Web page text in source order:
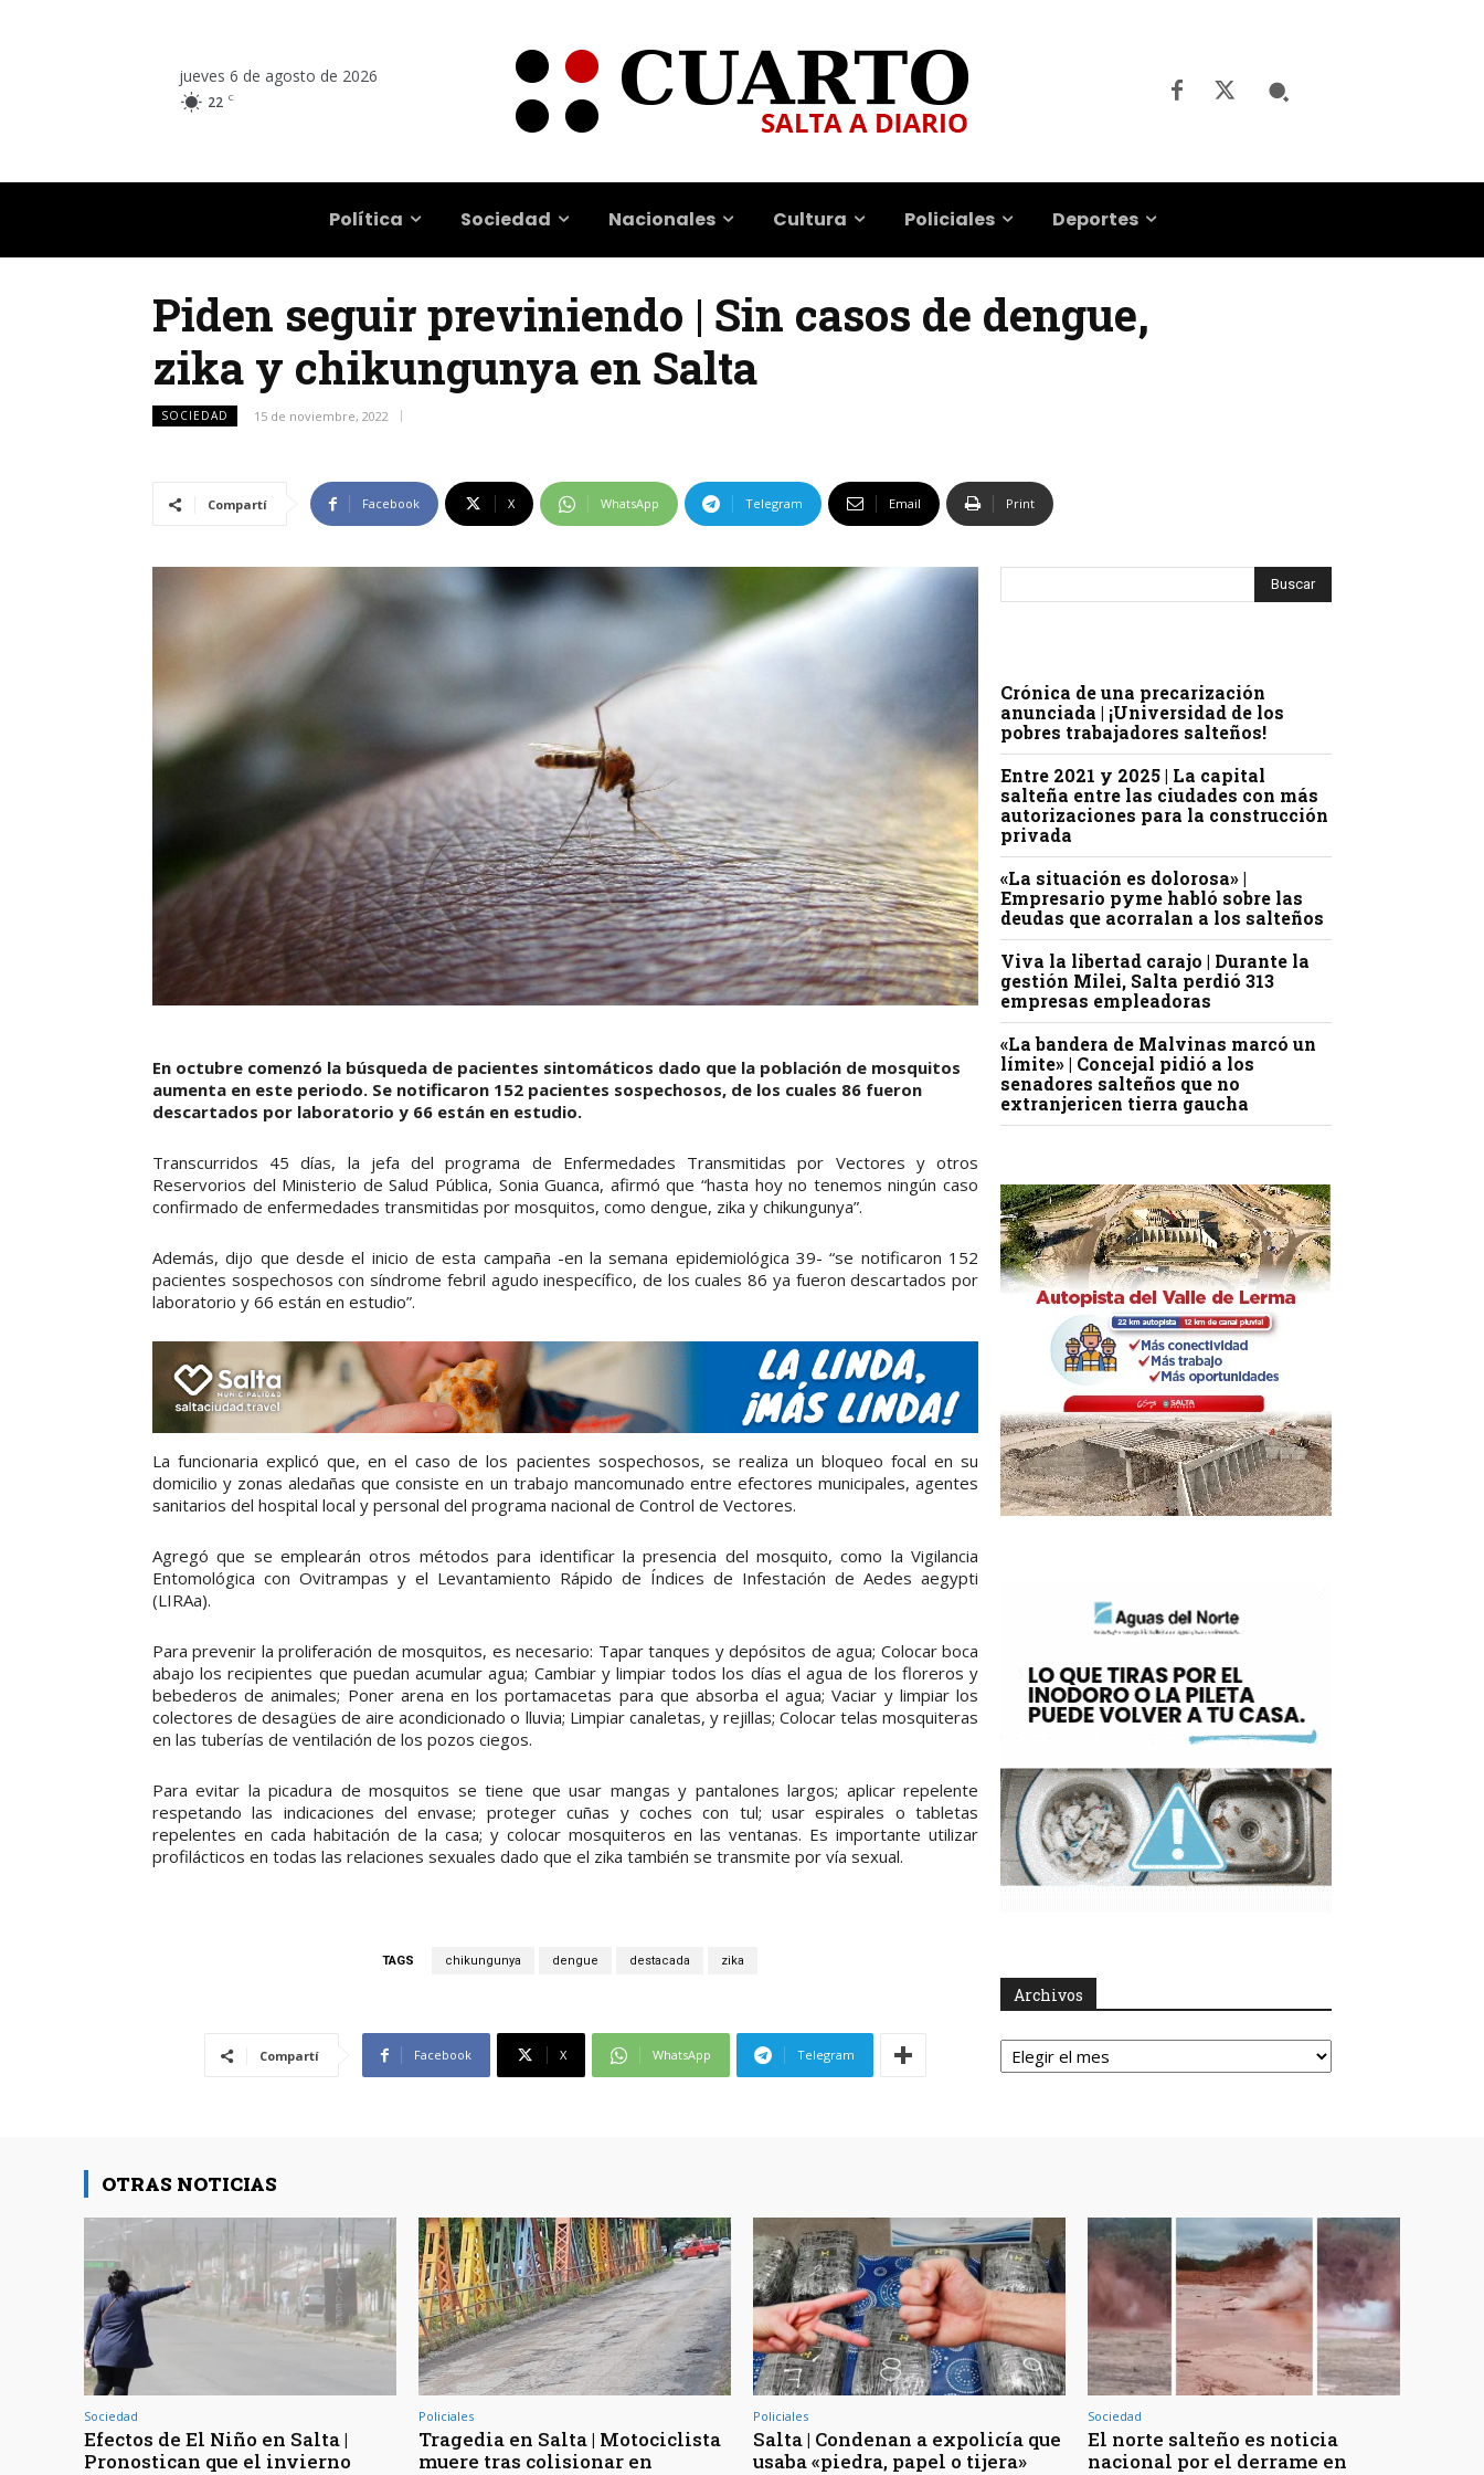
jueves 6 de agosto de 2026
22 C
Política Sociedad Nacionales Cultura Policiales Deportes
Piden seguir previniendo | Sin casos de dengue,
zika y chikungunya en Salta
SOCIEDAD 15 de noviembre, 2022
Compartí Facebook X WhatsApp Telegram Email Print
En octubre comenzó la búsqueda de pacientes sintomáticos dado que la población de mosquitos
aumenta en este periodo. Se notificaron 152 pacientes sospechosos, de los cuales 86 fueron
descartados por laboratorio y 66 están en estudio.
Transcurridos 45 días, la jefa del programa de Enfermedades Transmitidas por Vectores y otros
Reservorios del Ministerio de Salud Pública, Sonia Guanca, afirmó que “hasta hoy no tenemos ningún caso
confirmado de enfermedades transmitidas por mosquitos, como dengue, zika y chikungunya”.
Además, dijo que desde el inicio de esta campaña -en la semana epidemiológica 39- “se notificaron 152
pacientes sospechosos con síndrome febril agudo inespecífico, de los cuales 86 ya fueron descartados por
laboratorio y 66 están en estudio”.
La funcionaria explicó que, en el caso de los pacientes sospechosos, se realiza un bloqueo focal en su
domicilio y zonas aledañas que consiste en un trabajo mancomunado entre efectores municipales, agentes
sanitarios del hospital local y personal del programa nacional de Control de Vectores.
Agregó que se emplearán otros métodos para identificar la presencia del mosquito, como la Vigilancia
Entomológica con Ovitrampas y el Levantamiento Rápido de Índices de Infestación de Aedes aegypti
(LIRAa).
Para prevenir la proliferación de mosquitos, es necesario: Tapar tanques y depósitos de agua; Colocar boca
abajo los recipientes que puedan acumular agua; Cambiar y limpiar todos los días el agua de los floreros y
bebederos de animales; Poner arena en los portamacetas para que absorba el agua; Vaciar y limpiar los
colectores de desagües de aire acondicionado o lluvia; Limpiar canaletas, y rejillas; Colocar telas mosquiteras
en las tuberías de ventilación de los pozos ciegos.
Para evitar la picadura de mosquitos se tiene que usar mangas y pantalones largos; aplicar repelente
respetando las indicaciones del envase; proteger cuñas y coches con tul; usar espirales o tabletas
repelentes en cada habitación de la casa; y colocar mosquiteros en las ventanas. Es importante utilizar
profilácticos en todas las relaciones sexuales dado que el zika también se transmite por vía sexual.
TAGS chikungunya dengue destacada zika
Compartí Facebook X WhatsApp Telegram
Crónica de una precarización
anunciada | ¡Universidad de los
pobres trabajadores salteños!
Entre 2021 y 2025 | La capital
salteña entre las ciudades con más
autorizaciones para la construcción
privada
«La situación es dolorosa» |
Empresario pyme habló sobre las
deudas que acorralan a los salteños
Viva la libertad carajo | Durante la
gestión Milei, Salta perdió 313
empresas empleadoras
«La bandera de Malvinas marcó un
límite» | Concejal pidió a los
senadores salteños que no
extranjericen tierra gaucha
Archivos
Archivos
OTRAS NOTICIAS
Sociedad
Efectos de El Niño en Salta |
Pronostican que el invierno
Policiales
Tragedia en Salta | Motociclista
muere tras colisionar en
Policiales
Salta | Condenan a expolicía que
usaba «piedra, papel o tijera»
Sociedad
El norte salteño es noticia
nacional por el derrame en